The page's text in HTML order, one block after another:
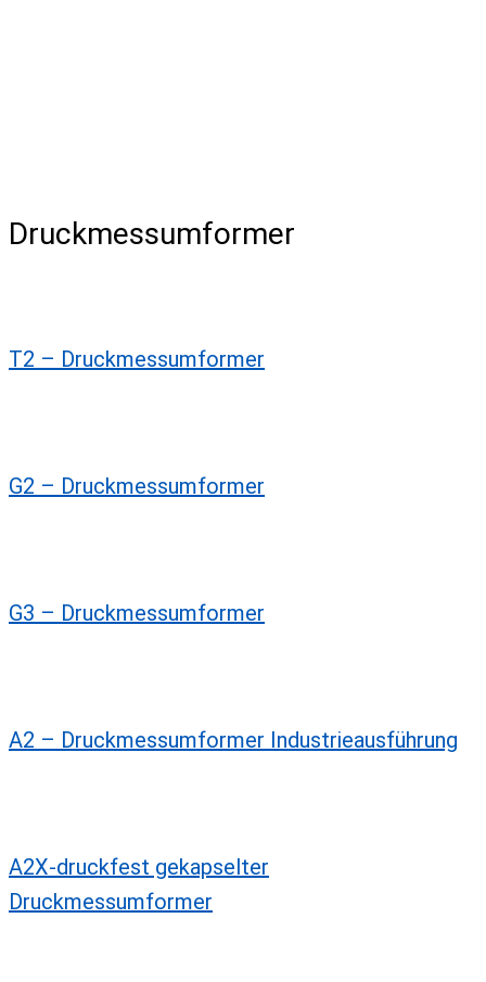
Druckmessumformer
T2 – Druckmessumformer
G2 – Druckmessumformer
G3 – Druckmessumformer
A2 – Druckmessumformer Industrieausführung
A2X-druckfest gekapselter
Druckmessumformer